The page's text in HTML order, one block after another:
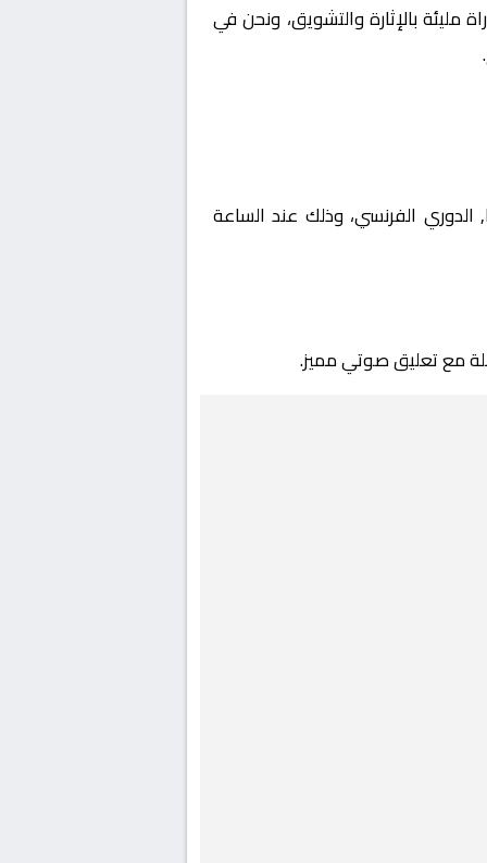
مليئة بالإثارة والتشويق، ونحن في
فرنسا, الدوري الفرنسي، وذلك عند الساعة